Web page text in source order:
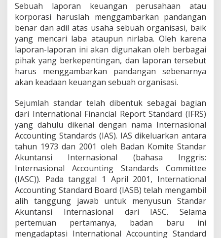
Sebuah laporan keuangan perusahaan atau
korporasi haruslah menggambarkan pandangan
benar dan adil atas usaha sebuah organisasi, baik
yang mencari laba ataupun nirlaba. Oleh karena
laporan-laporan ini akan digunakan oleh berbagai
pihak yang berkepentingan, dan laporan tersebut
harus menggambarkan pandangan sebenarnya
akan keadaan keuangan sebuah organisasi.
Sejumlah standar telah dibentuk sebagai bagian
dari International Financial Report Standard (IFRS)
yang dahulu dikenal dengan nama Internasional
Accounting Standards (IAS). IAS dikeluarkan antara
tahun 1973 dan 2001 oleh Badan Komite Standar
Akuntansi Internasional (bahasa Inggris:
Internasional Accounting Standards Committee
(IASC)). Pada tanggal 1 April 2001, International
Accounting Standard Board (IASB) telah mengambil
alih tanggung jawab untuk menyusun Standar
Akuntansi Internasional dari IASC. Selama
pertemuan pertamanya, badan baru ini
mengadaptasi International Accounting Standard